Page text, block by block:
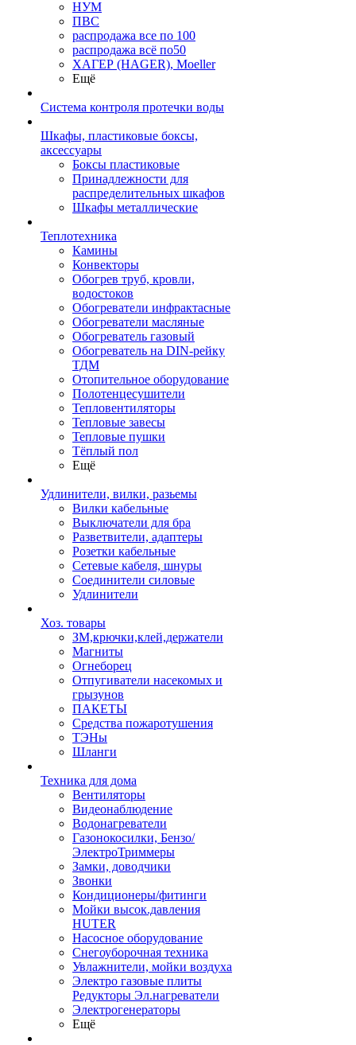
НУМ
ПВС
распродажа все по 100
распродажа всё по50
ХАГЕР (HAGER), Moeller
Ещё
Система контроля протечки воды
Шкафы, пластиковые боксы,
аксессуары
Боксы пластиковые
Принадлежности для
распределительных шкафов
Шкафы металлические
Теплотехника
Камины
Конвекторы
Обогрев труб, кровли,
водостоков
Обогреватели инфрактасные
Обогреватели масляные
Обогреватель газовый
Обогреватель на DIN-рейку
ТДМ
Отопительное оборудование
Полотенцесушители
Тепловентиляторы
Тепловые завесы
Тепловые пушки
Тёплый пол
Ещё
Удлинители, вилки, разьемы
Вилки кабельные
Выключатели для бра
Разветвители, адаптеры
Розетки кабельные
Сетевые кабеля, шнуры
Соединители силовые
Удлинители
Хоз. товары
ЗМ,крючки,клей,держатели
Магниты
Огнеборец
Отпугиватели насекомых и
грызунов
ПАКЕТЫ
Средства пожаротушения
ТЭНы
Шланги
Техника для дома
Вентиляторы
Видеонаблюдение
Водонагреватели
Газонокосилки, Бензо/
ЭлектроТриммеры
Замки, доводчики
Звонки
Кондиционеры/фитинги
Мойки высок.давления
HUTER
Насосное оборудование
Снегоуборочная техника
Увлажнители, мойки воздуха
Электро газовые плиты
Редукторы Эл.нагреватели
Электрогенераторы
Ещё